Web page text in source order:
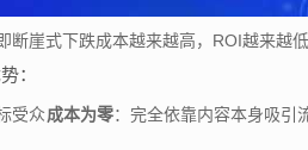
断崖式下跌成本越来越高，ROI越来越低
：
受众成本为零：完全依靠内容本身吸引